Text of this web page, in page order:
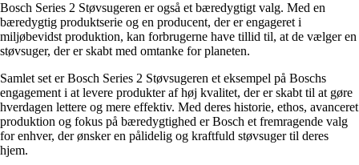
Bosch Series 2 Støvsugeren er også et bæredygtigt valg. Med en
bæredygtig produktserie og en producent, der er engageret i
miljøbevidst produktion, kan forbrugerne have tillid til, at de vælger en
støvsuger, der er skabt med omtanke for planeten.
Samlet set er Bosch Series 2 Støvsugeren et eksempel på Boschs
engagement i at levere produkter af høj kvalitet, der er skabt til at gøre
hverdagen lettere og mere effektiv. Med deres historie, ethos, avanceret
produktion og fokus på bæredygtighed er Bosch et fremragende valg
for enhver, der ønsker en pålidelig og kraftfuld støvsuger til deres
hjem.